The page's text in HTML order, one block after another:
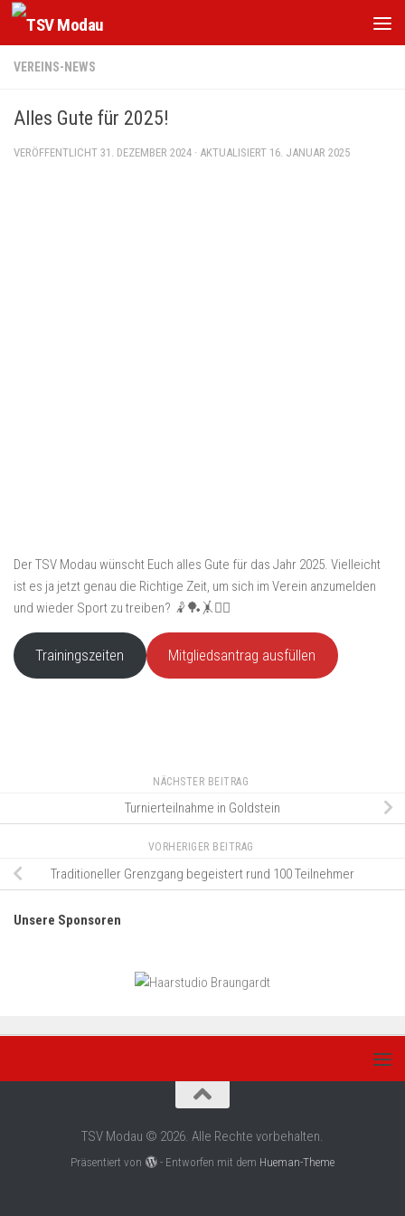
Zum Inhalt springen
VEREINS-NEWS
Alles Gute für 2025!
VERÖFFENTLICHT 31. DEZEMBER 2024 · AKTUALISIERT 16. JANUAR 2025
Der TSV Modau wünscht Euch alles Gute für das Jahr 2025. Vielleicht
ist es ja jetzt genau die Richtige Zeit, um sich im Verein anzumelden
und wieder Sport zu treiben? 🤾🏓🤸🏃‍♀️
Trainingszeiten Mitgliedsantrag ausfüllen
NÄCHSTER BEITRAG
Turnierteilnahme in Goldstein
VORHERIGER BEITRAG
Traditioneller Grenzgang begeistert rund 100 Teilnehmer
Unsere Sponsoren
TSV Modau © 2026. Alle Rechte vorbehalten.
Präsentiert von - Entworfen mit dem Hueman-Theme